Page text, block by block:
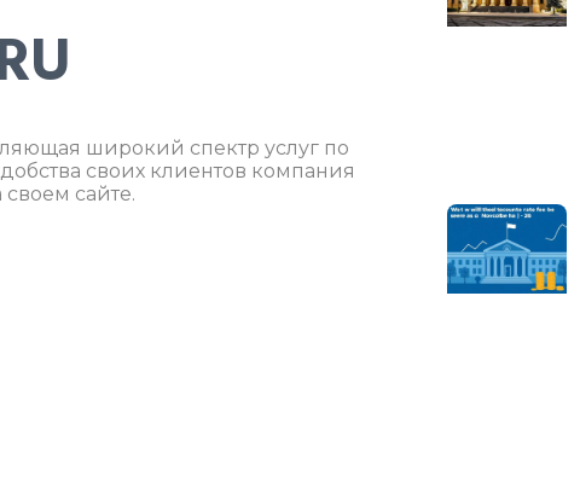
широкий спектр услуг по
своих клиентов компания
сайте.